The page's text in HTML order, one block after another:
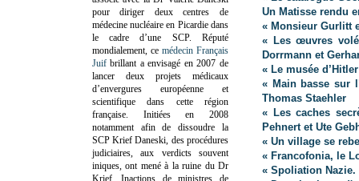
Un Matisse rendu
« Monsieur Gurlitt
« Les œuvres
Dorrmann et
« Le musée
« Main basse sur
Thomas Staehler
« Les caches
Pehnert et Ute
« Un village se
« Francofonia, le
« Spoliation
pour diriger deux centres de
médecine nucléaire en Picardie dans
le cadre d’une SCP. Réputé
mondialement, ce médecin Français
Juif brillant a envisagé en 2007 de
lancer deux projets médicaux
d’envergures européenne et
scientifique dans cette région
française. Initiées en 2008
notamment afin de dissoudre la
SCP Krief Daneski, des procédures
judiciaires, aux verdicts souvent
iniques, ont mené à la ruine du Dr
Krief.Inactions de ministres de